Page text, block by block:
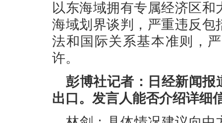
以东海域拥有专属经济区
海域划界谈判，严重违反
法和国际关系基本准则，
许。
彭博社记者：日经新闻报
出口。发言人能否介绍详细